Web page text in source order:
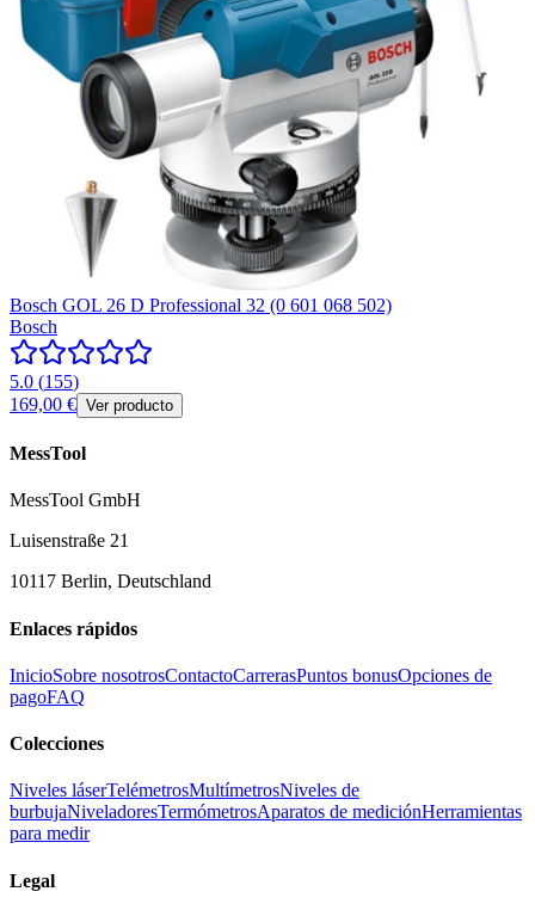
Bosch GOL 26 D Professional 32 (0 601 068 502)
Bosch
5.0 (155)
169,00 € Ver producto
MessTool
MessTool GmbH
Luisenstraße 21
10117 Berlin, Deutschland
Enlaces rápidos
InicioSobre nosotrosContactoCarrerasPuntos bonusOpciones de
pagoFAQ
Colecciones
Niveles láserTelémetrosMultímetrosNiveles de
burbujaNiveladoresTermómetrosAparatos de mediciónHerramientas
para medir
Legal